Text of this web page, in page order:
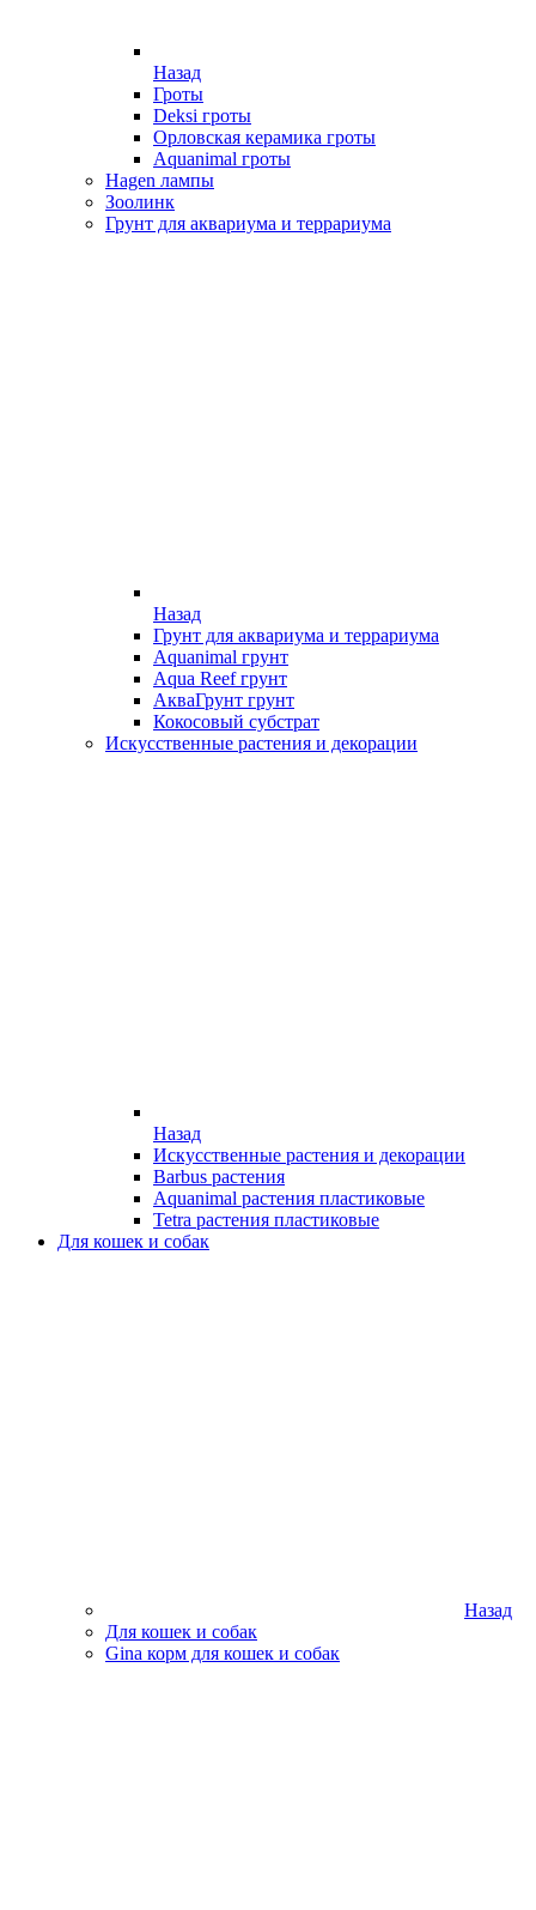
Назад
Гроты
Deksi гроты
Орловская керамика гроты
Aquanimal гроты
Hagen лампы
Зоолинк
Грунт для аквариума и террариума
Назад
Грунт для аквариума и террариума
Aquanimal грунт
Aqua Reef грунт
АкваГрунт грунт
Кокосовый субстрат
Искусственные растения и декорации
Назад
Искусственные растения и декорации
Barbus растения
Aquanimal растения пластиковые
Tetra растения пластиковые
Для кошек и собак
Назад
Для кошек и собак
Gina корм для кошек и собак